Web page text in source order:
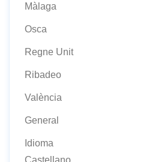
Màlaga
Osca
Regne Unit
Ribadeo
València
General
Idioma
Castellano